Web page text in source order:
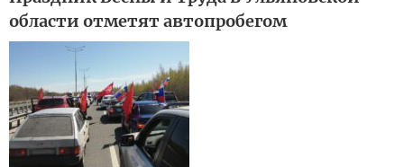
области отметят автопробегом